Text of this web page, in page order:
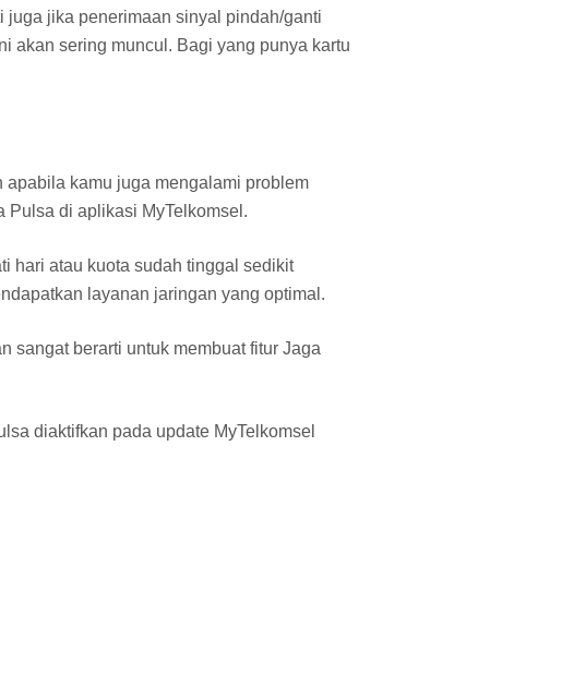
juga jika penerimaan sinyal pindah/ganti
akan sering muncul. Bagi yang punya kartu
kamu juga mengalami problem
Pulsa di aplikasi MyTelkomsel.
hari atau kuota sudah tinggal sedikit
layanan jaringan yang optimal.
sangat berarti untuk membuat fitur Jaga
diaktifkan pada update MyTelkomsel